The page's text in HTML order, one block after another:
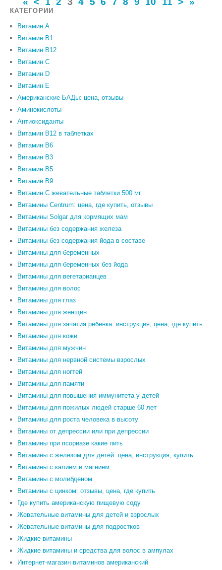
КАТЕГОРИИ
Витамин A
Витамин B1
Витамин B12
Витамин C
Витамин D
Витамин Е
Американские БАДы: цена, отзывы
Аминокислоты
Антиоксиданты
Витамин B12 в таблетках
Витамин B6
Витамин В3
Витамин В5
Витамин В9
Витамин С жевательные таблетки 500 мг
Витамины Centrum: цена, где купить, отзывы
Витамины Solgar для кормящих мам
Витамины без содержания железа
Витамины без содержания йода в составе
Витамины для беременных
Витамины для беременных без йода
Витамины для вегетарианцев
Витамины для волос
Витамины для глаз
Витамины для женщин
Витамины для зачатия ребенка: инструкция, цена, где купить
Витамины для кожи
Витамины для мужчин
Витамины для нервной системы взрослых
Витамины для ногтей
Витамины для памяти
Витамины для повышения иммунитета у детей
Витамины для пожилых людей старше 60 лет
Витамины для роста человека в высоту
Витамины от депрессии или при депрессии
Витамины при псориазе какие пить
Витамины с железом для детей: цена, инструкция, купить
Витамины с калием и магнием
Витамины с молибденом
Витамины с цинком: отзывы, цена, где купить
Где купить американскую пищевую соду
Жевательные витамины для детей и взрослых
Жевательные витамины для подростков
Жидкие витамины
Жидкие витамины и средства для волос в ампулах
Интернет-магазин витаминов американский